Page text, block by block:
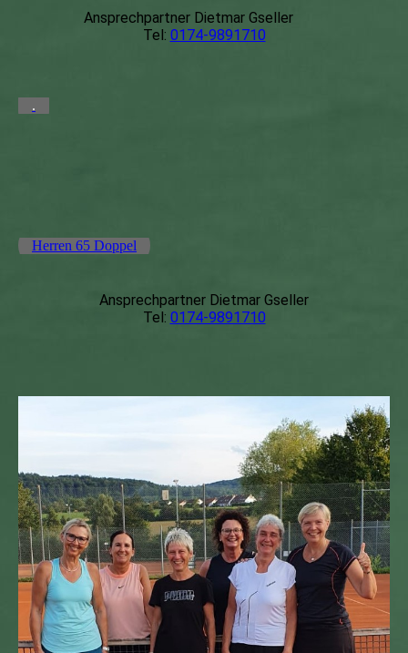
Ansprechpartner Dietmar Gseller
Tel: 0174-9891710
.
Herren 65 Doppel
Ansprechpartner Dietmar Gseller
Tel: 0174-9891710